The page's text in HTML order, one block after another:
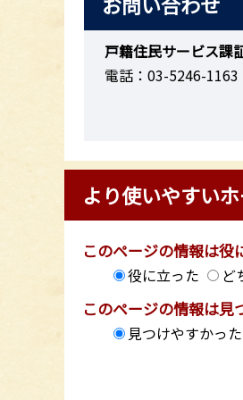
戸籍住民サービス課
電話：03-5246-1163
より使いやすい
このページの情報は役
役に立った ど
このページの情報は見
見つけやすかった